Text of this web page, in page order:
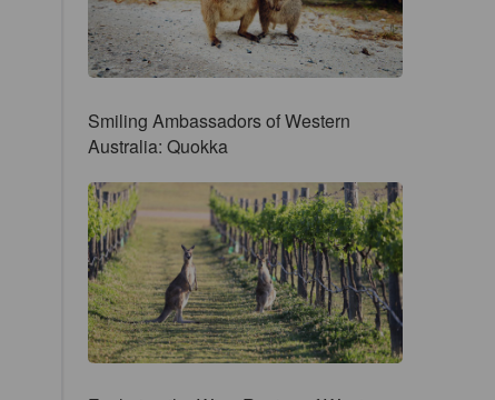
Smiling Ambassadors of Western
Australia: Quokka